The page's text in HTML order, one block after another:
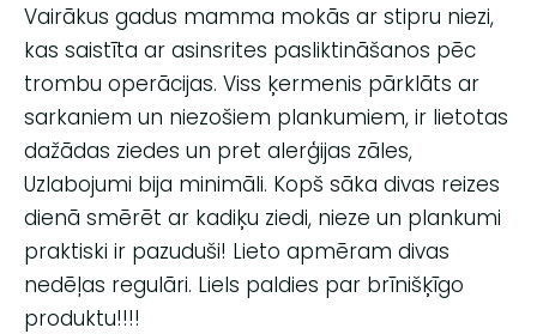
Vairākus gadus mamma mokās ar stipru niezi,
kas saistīta ar asinsrites pasliktināšanos pēc
trombu operācijas. Viss ķermenis pārklāts ar
sarkaniem un niezošiem plankumiem, ir lietotas
dažādas ziedes un pret alerģijas zāles,
Uzlabojumi bija minimāli. Kopš sāka divas reizes
dienā smērēt ar kadiķu ziedi, nieze un plankumi
praktiski ir pazuduši! Lieto apmēram divas
nedēļas regulāri. Liels paldies par brīnišķīgo
produktu!!!!